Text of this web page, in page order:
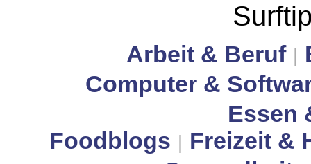
Arbeit & Beruf
Computer &
Essen
Foodblogs
Freizeit &